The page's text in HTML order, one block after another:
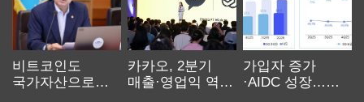
비트코인도
국가자산으로…'
카카오, 2분기
매출·영업익 역대
가입자 증가
·AIDC 성장…